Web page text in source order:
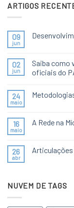
ARTIGOS
09
jun
02
jun
Saiba como
oficiais do
24
maio
16
maio
A Rede na
26
abr
NUVEM DE TAGS